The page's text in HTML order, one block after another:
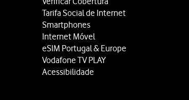
Tarifa Social de Internet
Smartphones
Internet Móvel
eSIM Portugal & Europe
Vodafone TV PLAY
Acessibilidade